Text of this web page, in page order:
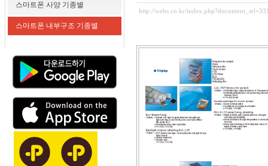
스마트폰 사양 기종별
스마트폰 내부구조 기종별
http://webs.co.kr/